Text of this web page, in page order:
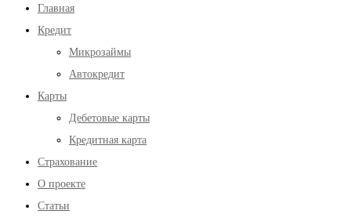
Главная
Кредит
Микрозаймы
Автокредит
Карты
Дебетовые карты
Кредитная карта
Страхование
О проекте
Статьи